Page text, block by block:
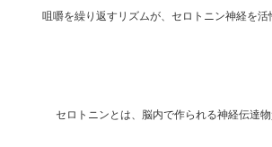
咀嚼を繰り返すリズムが、セロトニン神経を活
セロトニンとは、脳内で作られる神経伝達物